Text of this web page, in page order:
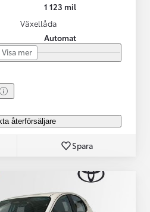
1 123 mil
Växellåda
Automat
Visa mer
återförsäljare
Spara